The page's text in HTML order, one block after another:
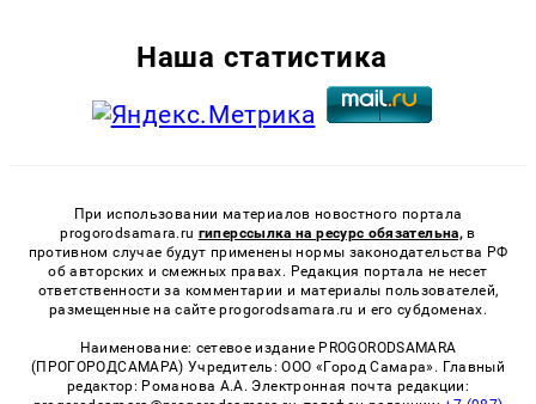
Наша статистика
При использовании материалов новостного портала
progorodsamara.ru гиперссылка на ресурс обязательна, в
противном случае будут применены нормы законодательства РФ
об авторских и смежных правах. Редакция портала не несет
ответственности за комментарии и материалы пользователей,
размещенные на сайте progorodsamara.ru и его субдоменах.
Наименование: сетевое издание PROGORODSAMARA
(ПРОГОРОДСАМАРА) Учредитель: ООО «Город Самара». Главный
редактор: Романова А.А. Электронная почта редакции: